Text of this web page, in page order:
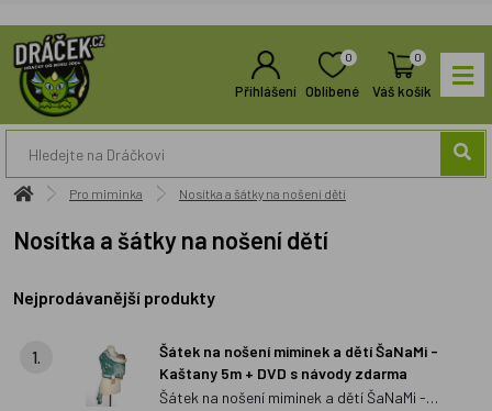
Přihlášení
0
Oblíbené
0
Váš košík
Pro miminka Nosítka a šátky na nošení dětí
Nosítka a šátky na nošení dětí
Nejprodávanější produkty
1.
Šátek na nošení miminek a dětí ŠaNaMi -
Kaštany 5m + DVD s návody zdarma
Šátek na nošení miminek a dětí ŠaNaMi -